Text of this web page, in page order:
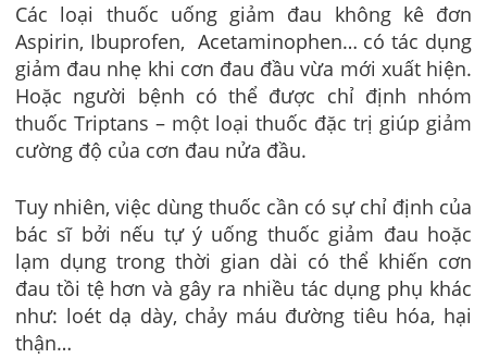
Các loại thuốc uống giảm đau không kê đơn
Aspirin, Ibuprofen, Acetaminophen… có tác dụng
giảm đau nhẹ khi cơn đau đầu vừa mới xuất hiện.
Hoặc người bệnh có thể được chỉ định nhóm
thuốc Triptans – một loại thuốc đặc trị giúp giảm
cường độ của cơn đau nửa đầu.
Tuy nhiên, việc dùng thuốc cần có sự chỉ định của
bác sĩ bởi nếu tự ý uống thuốc giảm đau hoặc
lạm dụng trong thời gian dài có thể khiến cơn
đau tồi tệ hơn và gây ra nhiều tác dụng phụ khác
như: loét dạ dày, chảy máu đường tiêu hóa, hại
thận…